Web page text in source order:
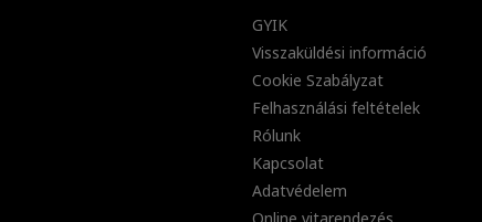
GYIK
Visszaküldési információ
Cookie Szabályzat
Felhasználási feltételek
Rólunk
Kapcsolat
Adatvédelem